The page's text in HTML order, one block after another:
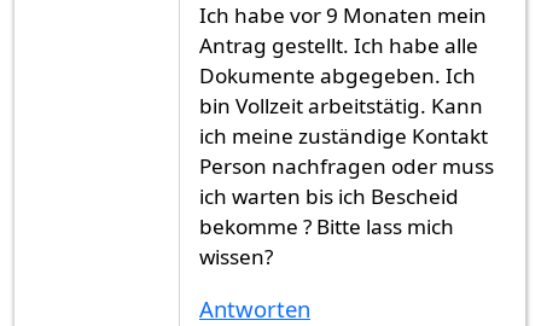
Ich habe vor 9 Monaten mein
Antrag gestellt. Ich habe alle
Dokumente abgegeben. Ich
bin Vollzeit arbeitstätig. Kann
ich meine zuständige Kontakt
Person nachfragen oder muss
ich warten bis ich Bescheid
bekomme ? Bitte lass mich
wissen?
Antworten